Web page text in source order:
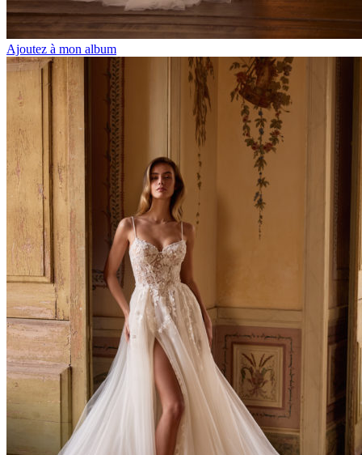
Ajoutez à mon album